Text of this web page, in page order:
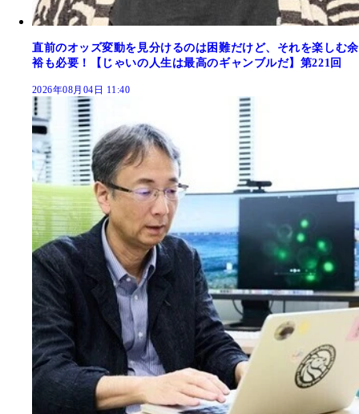
直前のオッズ変動を見分けるのは困難だけど、それを楽しむ余
裕も必要！【じゃいの人生は最高のギャンブルだ】第221回
2026年08月04日 11:40